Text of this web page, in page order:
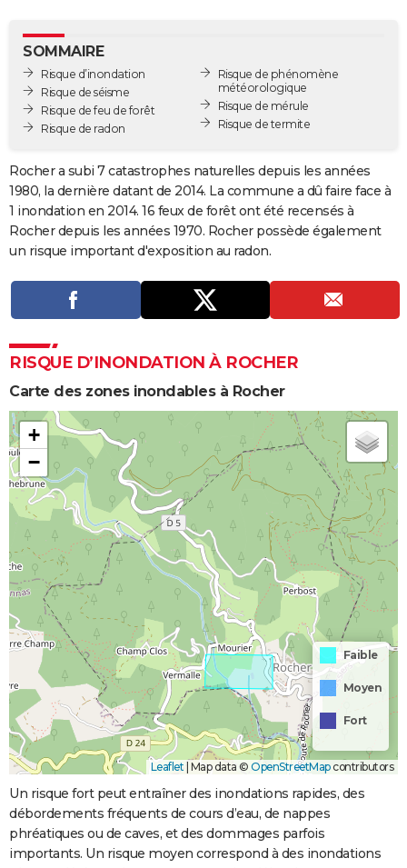
GUIDES D'ACHAT
BONS PLANS
CARTE DE VOEUX
Carte de Noël
Carte Bonne année
Carte Saint-Valentin
Carte Pâques
Carte d'anniversaire
DICTIONNAIRE
Dictionnaire
Biographies
Citations
Expressions
Proverbes
PROGRAMME TV
COPAINS D'AVANT
AVIS DE DÉCÈS
FORUM
Bricolage
Lifestyle
Culture
Sport
Auto
Television
Voyage
Cinema
SOMMAIRE
Risque d’inondation
Risque de séisme
Risque de feu de forêt
Risque de radon
Risque de phénomène
météorologique
Risque de mérule
Risque de termite
Rocher a subi 7 catastrophes naturelles depuis les années
1980, la dernière datant de 2014. La commune a dû faire face à
1 inondation en 2014. 16 feux de forêt ont été recensés à
Rocher depuis les années 1970. Rocher possède également
un risque important d'exposition au radon.
RISQUE D’INONDATION À ROCHER
Carte des zones inondables à Rocher
+
−
Faible
Moyen
Fort
Leaflet | Map data © OpenStreetMapcontributors
Un risque fort peut entraîner des inondations rapides, des
débordements fréquents de cours d’eau, de nappes
phréatiques ou de caves, et des dommages parfois
importants. Un risque moyen correspond à des inondations